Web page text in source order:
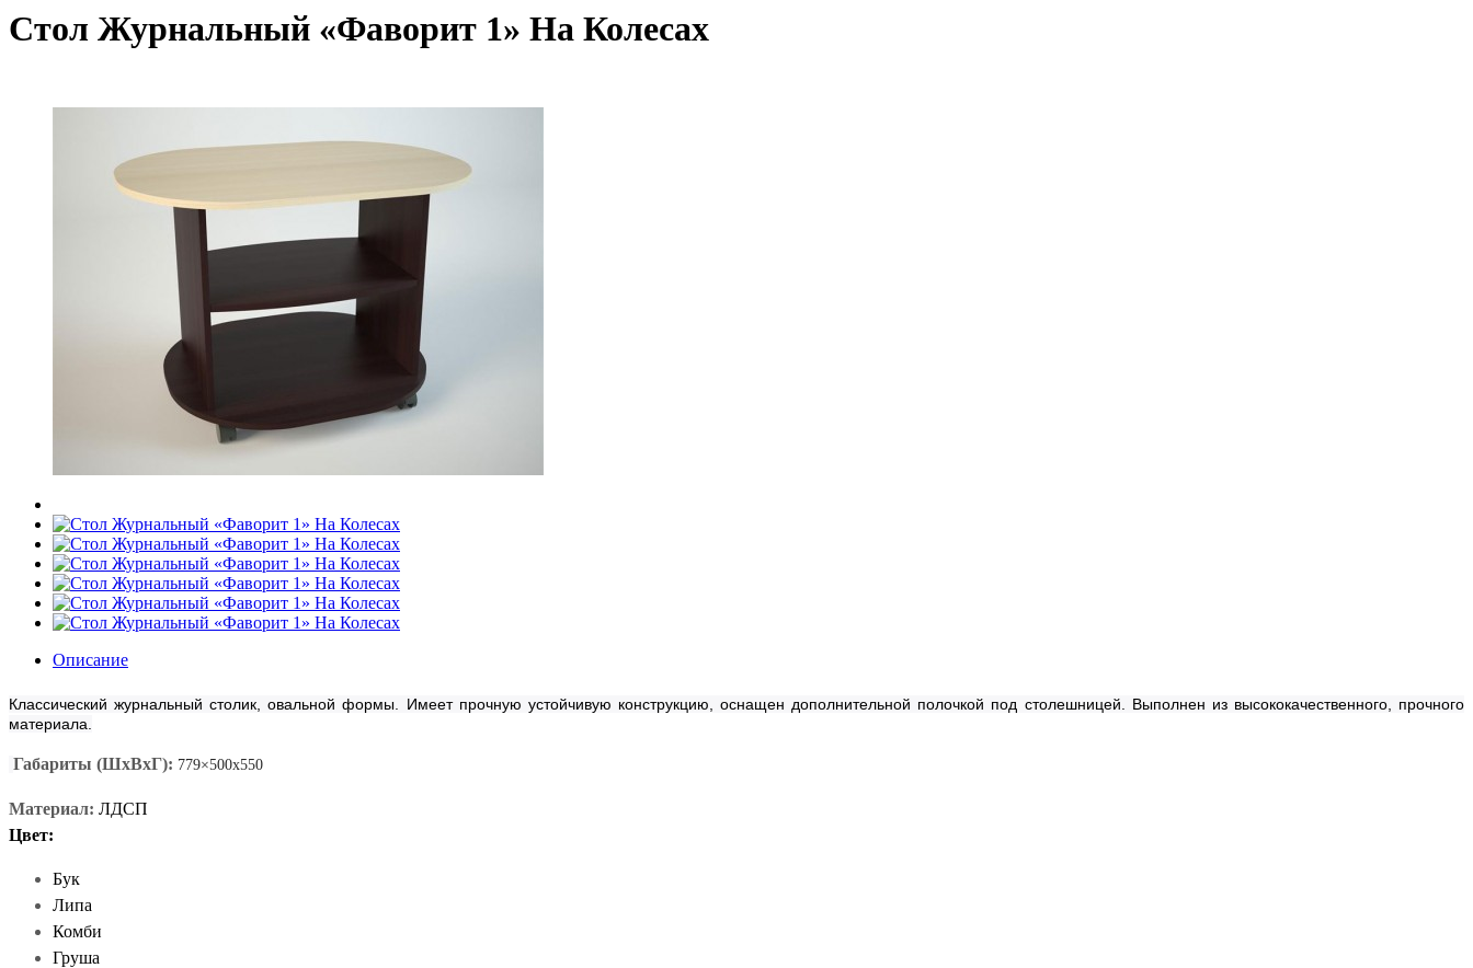
Стол Журнальный «Фаворит 1» На Колесах
Описание
Классический журнальный столик, овальной формы. Имеет прочную устойчивую конструкцию, оснащен дополнительной полочкой под столешницей. Выполнен из высококачественного, прочного
материала.
Габариты (ШхВхГ): 779×500х550
Материал: ЛДСП
Цвет:
Бук
Липа
Комби
Груша